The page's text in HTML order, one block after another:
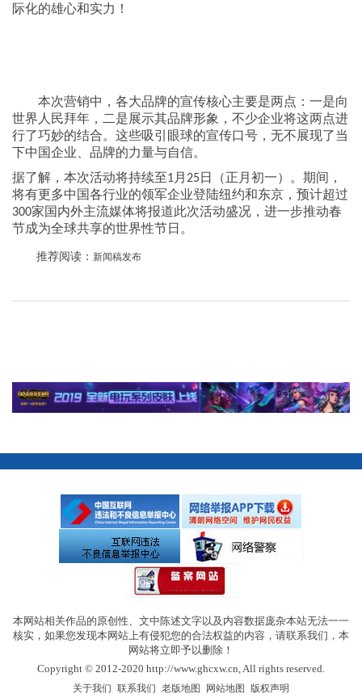
际化的雄心和实力！
本次营销中，各大品牌的宣传核心主要是两点：一是向
世界人民拜年，二是展示其品牌形象，不少企业将这两点进
行了巧妙的结合。这些吸引眼球的宣传口号，无不展现了当
下中国企业、品牌的力量与自信。
据了解，本次活动将持续至1月 25日（正月初一）。期间，
将有更多中国各行业的领军企业登陆纽约和东京，预计超过
300家国内外主流媒体将报道此次活动盛况，进一步推动春
节成为全球共享的世界性节日。
推荐阅读： 新闻稿发布
本网站相关作品的原创性、文中陈述文字以及内容数据庞杂本站无法一一
核实，如果您发现本网站上有侵犯您的合法权益的内容，请联系我们，本
网站将立即予以删除！
Copyright © 2012-2020 http://www.ghcxw.cn, All rights reserved.
关于我们 联系我们 老版地图 网站地图 版权声明